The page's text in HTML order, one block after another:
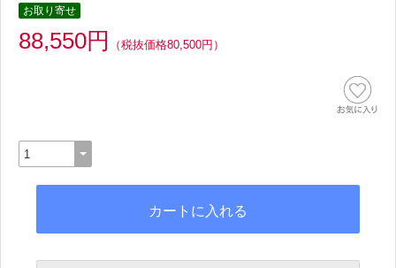
お取り寄せ
88,550円 （税抜価格80,500円）